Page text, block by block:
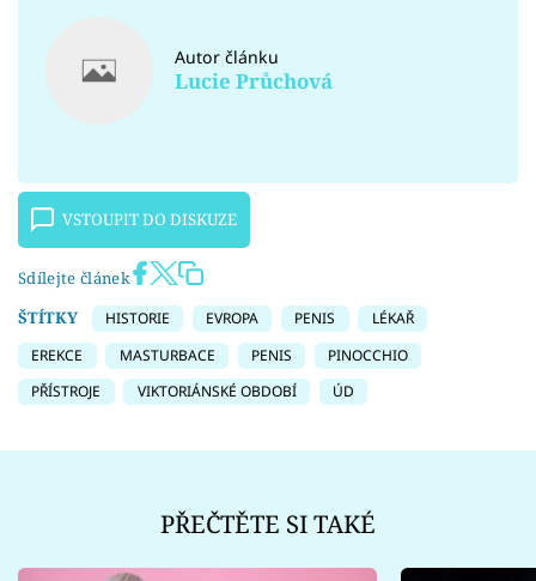
Autor článku
Lucie Průchová
VSTOUPIT DO DISKUZE
Sdílejte článek
ŠTÍTKY
HISTORIE EVROPA PENIS
LÉKAŘ
EREKCE
MASTURBACE PENIS
PINOCCHIO
PŘÍSTROJE
VIKTORIÁNSKÉ OBDOBÍ ÚD
PŘEČTĚTE SI TAKÉ